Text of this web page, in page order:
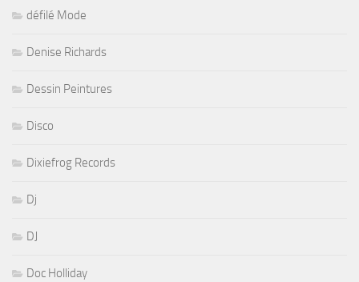
défilé Mode
Denise Richards
Dessin Peintures
Disco
Dixiefrog Records
Dj
DJ
Doc Holliday